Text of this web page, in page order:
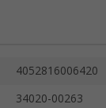
4052816006420
34020-00263